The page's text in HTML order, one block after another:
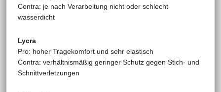
Contra: je nach Verarbeitung nicht oder schlecht
wasserdicht
Lycra
Pro: hoher Tragekomfort und sehr elastisch
Contra: verhältnismäßig geringer Schutz gegen Stich- und
Schnittverletzungen